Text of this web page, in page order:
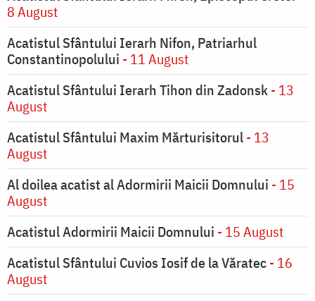
8 August
Acatistul Sfântului Ierarh Nifon, Patriarhul
Constantinopolului - 11 August
Acatistul Sfântului Ierarh Tihon din Zadonsk- 13
August
Acatistul Sfântului Maxim Mărturisitorul- 13
August
Al doilea acatist al Adormirii Maicii Domnului - 15
August
Acatistul Adormirii Maicii Domnului - 15 August
Acatistul Sfântului Cuvios Iosif de la Văratec- 16
August